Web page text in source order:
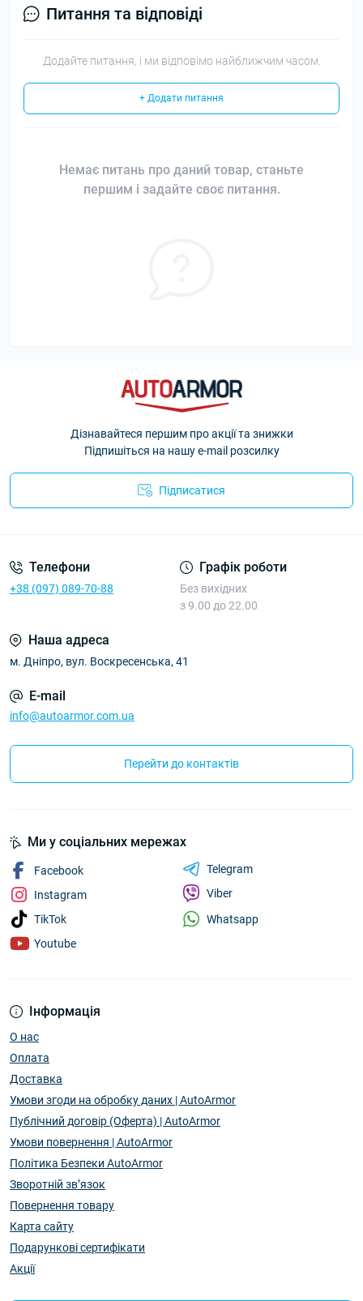
Питання та відповіді
Додайте питання, і ми відповімо найближчим часом.
+ Додати питання
Немає питань про даний товар, станьте
першим і задайте своє питання.
Дізнавайтеся першим про акції та знижки
Підпишіться на нашу e-mail розсилку
Підписатися
Телефони
+38 (097) 089-70-88
Графік роботи
Без вихідних
з 9.00 до 22.00
Наша адреса
м. Дніпро, вул. Воскресенська, 41
E-mail
info@autoarmor.com.ua
Перейти до контактів
Інформація
О нас
Оплата
Доставка
Умови згоди на обробку даних | AutoArmor
Публічний договір (Оферта) | AutoArmor
Умови повернення | AutoArmor
Політика Безпеки AutoArmor
Зворотній зв’язок
Повернення товару
Карта сайту
Подарункові сертифікати
Акції
Ми у соціальних мережах
Facebook
Instagram
TikTok
Youtube
Telegram
Viber
Whatsapp